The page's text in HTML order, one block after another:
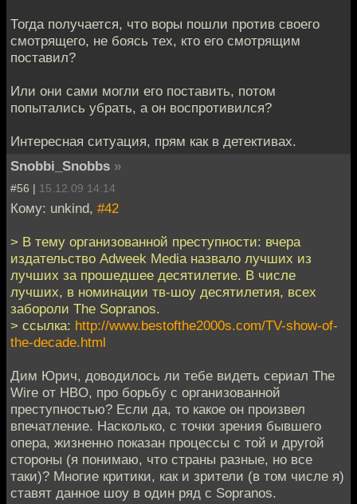
Тогда получается, что воры пошли против своего
смотрящего, не боясь тех, кто его смотрящим
поставил?
Или они сами могли его поставить, потом
попытались убрать, а он воспротивился?
Интересная ситуация, прям как в детективах.
Snobbi_Snobbs »
#56 | 15.12.09 14:14
Кому: unkind, #42
> В тему организованной преступности: вчера
издательство Adweek Media назвало лучших из
лучших за прошедшее десятилетие. В числе
лучших, в номинации тв-шоу десятилетия, всех
забороли The Sopranos.
> ссылка: http://www.bestofthe2000s.com/TV-show-of-
the-decade.html
Дим Юрич, доводилось ли тебе видеть сериал The
Wire от HBO, про борьбу с организованной
преступностью? Если да, то какое он произвел
впечатление. Насколько, с точки зрения бывшего
опера, жизненно показан процессы с той и другой
стороны (я понимаю, что страны разные, но все
таки)? Многие критики, как и зрители (в том числе я)
ставят данное шоу в один ряд с Sopranos.